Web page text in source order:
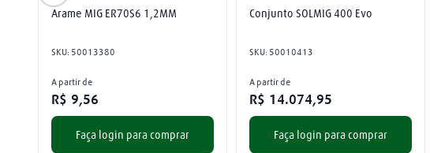
Arame MIG ER70S6 1,2MM
SKU: 50013380
A partir de
R$ 9,56
Faça login para comprar
Conjunto SOLMIG 400 Evo
SKU: 50010413
A partir de
R$ 14.074,95
Faça login para comprar